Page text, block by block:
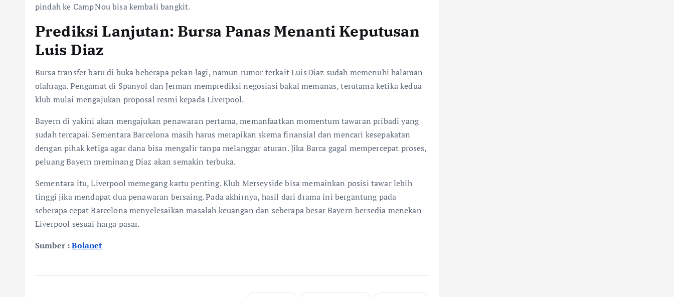
pindah ke Camp Nou bisa kembali bangkit.
Prediksi Lanjutan: Bursa Panas Menanti Keputusan
Luis Diaz
Bursa transfer baru di buka beberapa pekan lagi, namun rumor terkait Luis Diaz sudah memenuhi halaman
olahraga. Pengamat di Spanyol dan Jerman memprediksi negosiasi bakal memanas, terutama ketika kedua
klub mulai mengajukan proposal resmi kepada Liverpool.
Bayern di yakini akan mengajukan penawaran pertama, memanfaatkan momentum tawaran pribadi yang
sudah tercapai. Sementara Barcelona masih harus merapikan skema finansial dan mencari kesepakatan
dengan pihak ketiga agar dana bisa mengalir tanpa melanggar aturan. Jika Barca gagal mempercepat proses,
peluang Bayern meminang Diaz akan semakin terbuka.
Sementara itu, Liverpool memegang kartu penting. Klub Merseyside bisa memainkan posisi tawar lebih
tinggi jika mendapat dua penawaran bersaing. Pada akhirnya, hasil dari drama ini bergantung pada
seberapa cepat Barcelona menyelesaikan masalah keuangan dan seberapa besar Bayern bersedia menekan
Liverpool sesuai harga pasar.
Sumber :Bolanet